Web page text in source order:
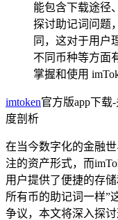
能包含下载途径
探讨助记词问题
同，这对于用户
不同币种等方面
掌握和使用
imtoken官方版app下载
度剖析
在当今数字化的金融
注的资产形式，而
用户提供了便捷的存
所有币的助记词一样”
争议，本文将深入探讨